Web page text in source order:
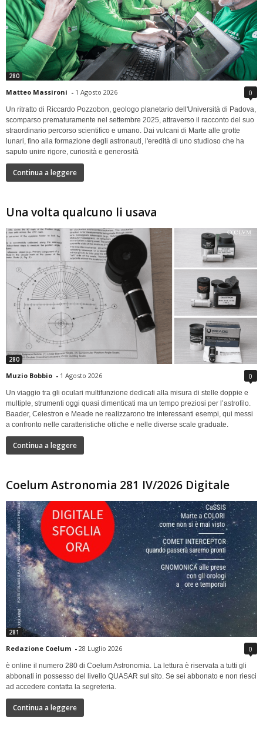
280
Matteo Massironi - 1 Agosto 2026 0
Un ritratto di Riccardo Pozzobon, geologo planetario dell'Università di Padova,
scomparso prematuramente nel settembre 2025, attraverso il racconto del suo
straordinario percorso scientifico e umano. Dai vulcani di Marte alle grotte
lunari, fino alla formazione degli astronauti, l'eredità di uno studioso che ha
saputo unire rigore, curiosità e generosità
Continua a leggere
Una volta qualcuno li usava
280
Muzio Bobbio - 1 Agosto 2026 0
Un viaggio tra gli oculari multifunzione dedicati alla misura di stelle doppie e
multiple, strumenti oggi quasi dimenticati ma un tempo preziosi per l’astrofilo.
Baader, Celestron e Meade ne realizzarono tre interessanti esempi, qui messi
a confronto nelle caratteristiche ottiche e nelle diverse scale graduate.
Continua a leggere
Coelum Astronomia 281 IV/2026 Digitale
281
Redazione Coelum - 28 Luglio 2026 0
è online il numero 280 di Coelum Astronomia. La lettura è riservata a tutti gli
abbonati in possesso del livello QUASAR sul sito. Se sei abbonato e non riesci
ad accedere contatta la segreteria.
Continua a leggere